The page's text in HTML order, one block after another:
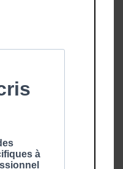
doit prévenir et
de sécurité
Désormais,
est mis en place,
le harcèlement
doivent être
du
Droits >